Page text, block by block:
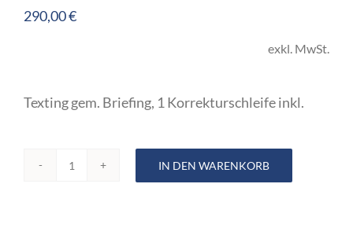
290,00€
exkl. MwSt.
Texting gem. Briefing, 1 Korrekturschleife inkl.
Texting
IN DEN WARENKORB